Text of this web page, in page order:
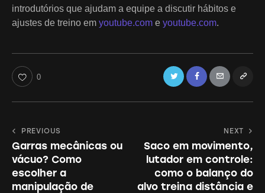
introdutórios que ajudam a equipe a discutir hábitos e
ajustes de treino em youtube.com e youtube.com.
0 Twitter FacebookEmail Copy
Navegação
de
Post
PREVIOUS
Garras mecânicas ou
vácuo? Como
escolher a
manipulação de
NEXT
Saco em movimento,
lutador em controle:
como o balanço do
alvo treina distância e